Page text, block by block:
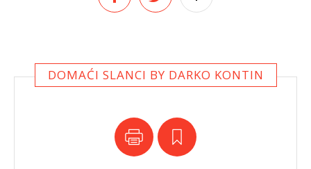
DOMAĆI SLANCI BY DARKO KONTIN